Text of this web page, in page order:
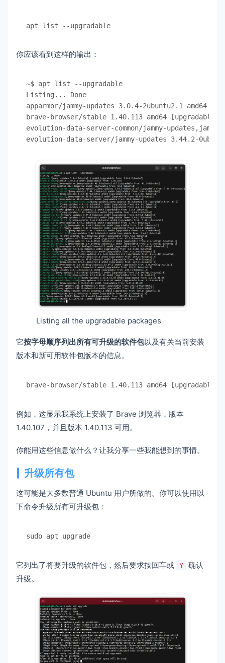
apt list --upgradable
你应该看到这样的输出：
~$ apt list --upgradable
Listing... Done
apparmor/jammy-updates 3.0.4-2ubuntu2.1 amd64
brave-browser/stable 1.40.113 amd64 [upgradable
evolution-data-server-common/jammy-
evolution-data-server/jammy-updates 3.44.2-
Listing all the upgradable packages
它按字母顺序列出所有可升级的软件包以及有关当前安装
版本和新可用软件包版本的信息。
brave-browser/stable 1.40.113 amd64 [upgradable
例如，这显示我系统上安装了 Brave 浏览器，版本
1.40.107，并且版本 1.40.113 可用。
你能用这些信息做什么？让我分享一些我能想到的事情。
升级所有包
这可能是大多数普通 Ubuntu 用户所做的。你可以使用以
下命令升级所有可升级包：
sudo apt upgrade
它列出了将要升级的软件包，然后要求按回车或 Y
确认
升级。